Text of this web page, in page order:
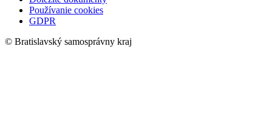
Používanie cookies
GDPR
© Bratislavský samosprávny kraj